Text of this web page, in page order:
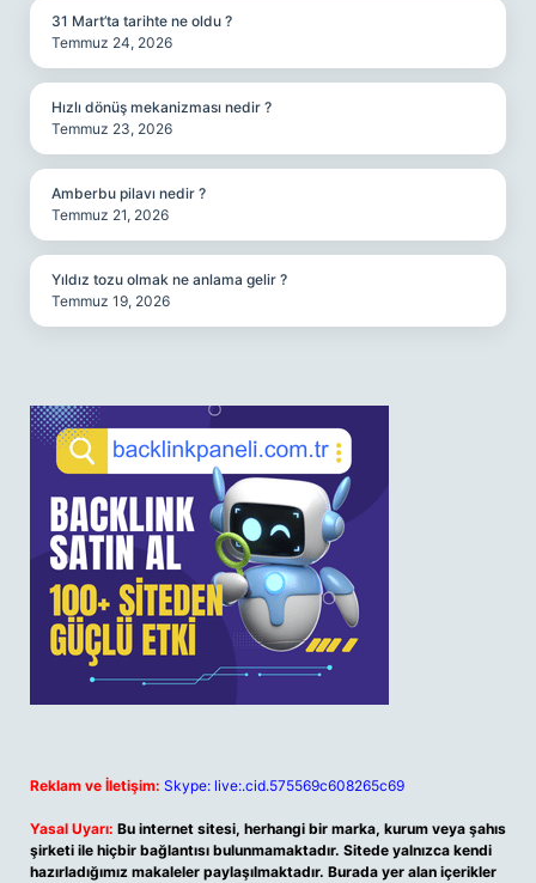
31 Mart’ta tarihte ne oldu ?
Temmuz 24, 2026
Hızlı dönüş mekanizması nedir ?
Temmuz 23, 2026
Amberbu pilavı nedir ?
Temmuz 21, 2026
Yıldız tozu olmak ne anlama gelir ?
Temmuz 19, 2026
Reklam ve İletişim: Skype: live:.cid.575569c608265c69
Yasal Uyarı: Bu internet sitesi, herhangi bir marka, kurum veya şahıs
şirketi ile hiçbir bağlantısı bulunmamaktadır. Sitede yalnızca kendi
hazırladığımız makaleler paylaşılmaktadır. Burada yer alan içerikler